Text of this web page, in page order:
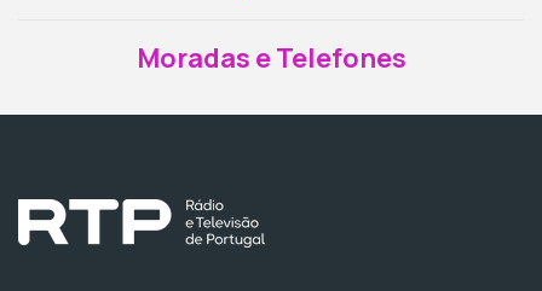
Moradas e Telefones